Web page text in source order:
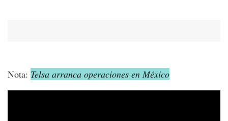
Nota: Telsa arranca operaciones en México